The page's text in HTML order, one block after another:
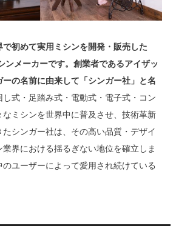
初めて実用ミシンを開発・販売した
ンメーカーです。創業者であるアイザッ
の名前に由来して「シンガー社」と名
し式・足踏み式・電動式・電子式・コン
ミシンを世界中に普及させ、技術革新
シンガー社は、その高い品質・デザイ
界における揺るぎない地位を確立しま
ユーザーによって愛用され続けている